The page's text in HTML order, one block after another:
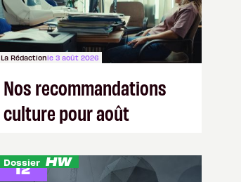
La Rédactionle 3 août 2026
Nos recommandations
culture pour août
12
Dossier
6 votes